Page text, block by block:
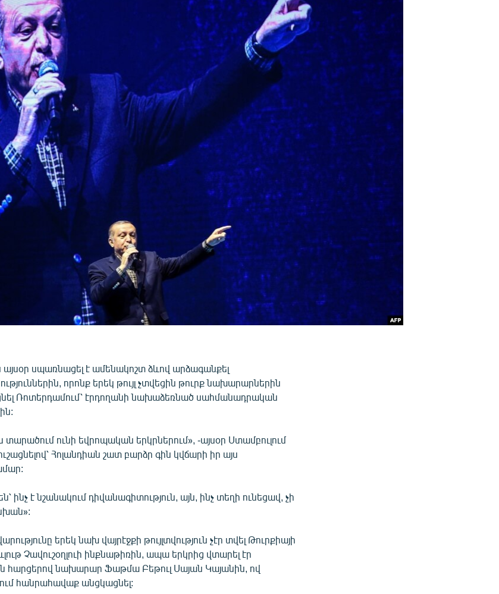
սպառնացել է ամենակոշտ ձևով արձագանքել
որոնք երեկ թույլ չտվեցին թուրք նախարարներին
Ռոտերդամում՝ էրդողանի նախաձեռնած սահմանադրական
տարածում ունի եվրոպական երկրներում», -այսօր Ստամբուլում
Հոլանդիան շատ բարձր գին կվճարի իր այս
ինչ է նշանակում դիվանագիտություն, այն, ինչ տեղի ունեցավ, չի
երեկ նախ վայրէջքի թույլտվություն չէր տվել Թուրքիայի
Չավուշօղլուի ինքնաթիռին, ապա երկրից վտարել էր
հարցերով նախարար Ֆաթմա Բեթուլ Սայան Կայանին, ով
հանրահավաք անցկացնել: